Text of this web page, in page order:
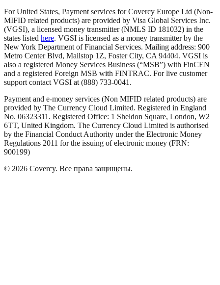
For United States, Payment services for Covercy Europe Ltd (Non-
MIFID related products) are provided by Visa Global Services Inc.
(VGSI), a licensed money transmitter (NMLS ID 181032) in the
states listed here. VGSI is licensed as a money transmitter by the
New York Department of Financial Services. Mailing address: 900
Metro Center Blvd, Mailstop 1Z, Foster City, CA 94404. VGSI is
also a registered Money Services Business (“MSB”) with FinCEN
and a registered Foreign MSB with FINTRAC. For live customer
support contact VGSI at (888) 733-0041.
Payment and e-money services (Non MIFID related products) are
provided by The Currency Cloud Limited. Registered in England
No. 06323311. Registered Office: 1 Sheldon Square, London, W2
6TT, United Kingdom. The Currency Cloud Limited is authorised
by the Financial Conduct Authority under the Electronic Money
Regulations 2011 for the issuing of electronic money (FRN:
900199)
© 2026 Covercy. Все права защищены.